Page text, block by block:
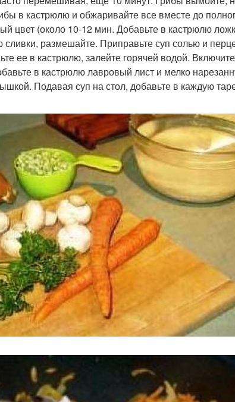
в кастрюлю и обжаривайте все вместе до
цвет (около 10-12 мин. Добавьте в кастрюлю
сливки, размешайте. Приправьте суп солью и
ее в кастрюлю, залейте горячей водой.
в кастрюлю лавровый лист и мелко
Подавая суп на стол, добавьте в каждую